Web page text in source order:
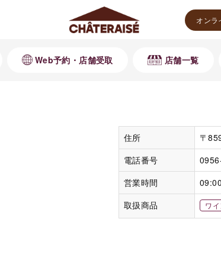
オンラ
Web予約・店舗受取 店舗一覧
住所
〒
電話番号
営業時間
取扱商品
ワ